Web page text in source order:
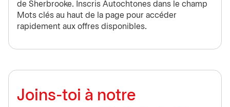
de Sherbrooke. Inscris Autochtones dans le champ
Mots clés au haut de la page pour accéder
rapidement aux offres disponibles.
Joins-toi à notre